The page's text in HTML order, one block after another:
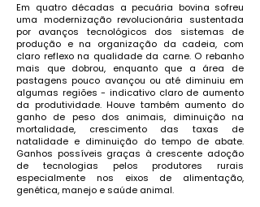
Em quatro décadas a pecuária bovina sofreu
uma modernização revolucionária sustentada
por avanços tecnológicos dos sistemas de
produção e na organização da cadeia, com
claro reflexo na qualidade da carne. O rebanho
mais que dobrou, enquanto que a área de
pastagens pouco avançou ou até diminuiu em
algumas regiões - indicativo claro de aumento
da produtividade. Houve também aumento do
ganho de peso dos animais, diminuição na
mortalidade, crescimento das taxas de
natalidade e diminuição do tempo de abate.
Ganhos possíveis graças à crescente adoção
de tecnologias pelos produtores rurais
especialmente nos eixos de alimentação,
genética, manejo e saúde animal.